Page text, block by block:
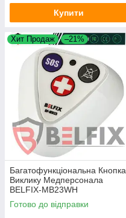
Купити
Хит Продаж –21%
Багатофункціональна Кнопка
Виклику Медперсонала
BELFIX-MB23WH
Готово до відправки